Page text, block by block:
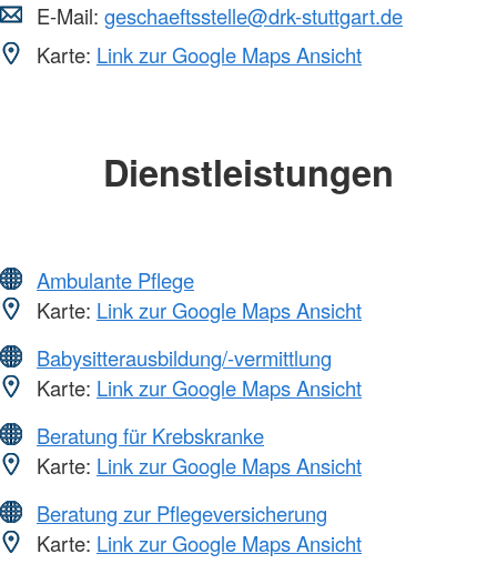
E-Mail: geschaeftsstelle@drk-stuttgart.de
Karte: Link zur Google Maps Ansicht
Dienstleistungen
Ambulante Pflege
Karte: Link zur Google Maps Ansicht
Babysitterausbildung/-vermittlung
Karte: Link zur Google Maps Ansicht
Beratung für Krebskranke
Karte: Link zur Google Maps Ansicht
Beratung zur Pflegeversicherung
Karte: Link zur Google Maps Ansicht